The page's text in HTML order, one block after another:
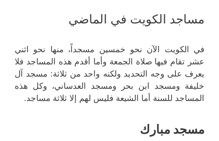
مساجد الكويت في الماضي
في الكويت الآن نحو خمسين مسجداً، منها نحو اثني
عشر تقام فيها صلاة الجمعة وأما أقدم هذه المساجد فلا
يعرف على وجه التحديد ولكنه واحد من ثلاثة: مسجد آل
خليفة ومسجد ابن بحر ومسجد العدساني، وكل هذه
المساجد للسنة أما الشيعة فليس لهم إلا ثلاثة مساجد.
مسجد مبارك